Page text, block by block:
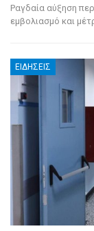
Ραγδαία αύξηση
εμβολιασμό και
ΕΙΔΉΣΕΙΣ